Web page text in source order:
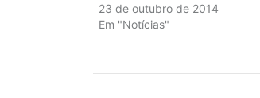
23 de outubro de 2014
Em "Notícias"